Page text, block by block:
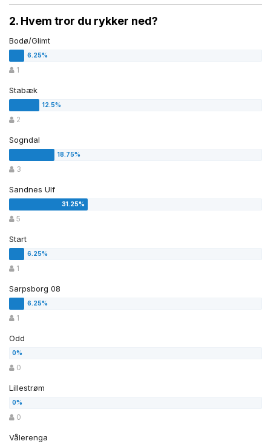
2. Hvem tror du rykker ned?
Bodø/Glimt
1
Stabæk
2
Sogndal
3
Sandnes Ulf
5
Start
1
Sarpsborg 08
1
Odd
0
Lillestrøm
0
Vålerenga